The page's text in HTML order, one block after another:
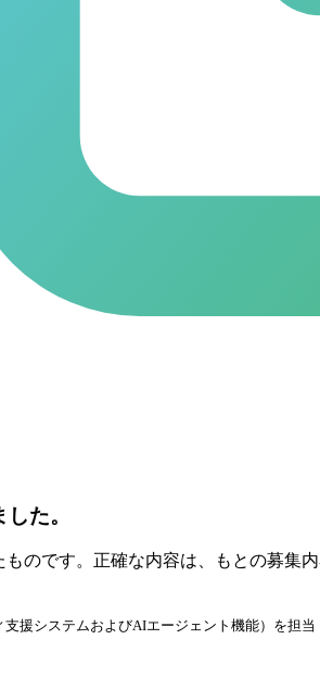
た。
のです。正確な内容は、もとの募集
援システムおよびAIエージェント機能）を担当